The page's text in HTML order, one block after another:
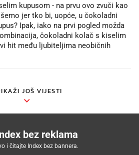
kupusom - na prvu ovo zvuči kao
jer tko bi, uopće, u čokoladni
Ipak, iako na prvi pogled možda
čokoladni kolač s kiselim
hit među ljubiteljima neobičnih
JOŠ VIJESTI
bez reklama
i čitajte Index bez bannera.